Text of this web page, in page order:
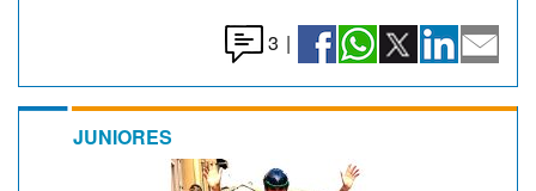
3 |
JUNIORES